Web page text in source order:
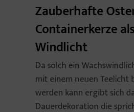
Zauberhafte
Containerkerze als
Windlicht
Da solch ein
mit einem neuen Teelicht
werden kann ergibt sich
Dauerdekoration die